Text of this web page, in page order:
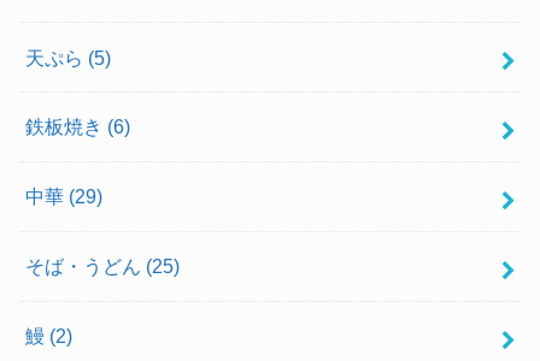
天ぷら (5)
鉄板焼き (6)
中華 (29)
そば・うどん (25)
鰻 (2)